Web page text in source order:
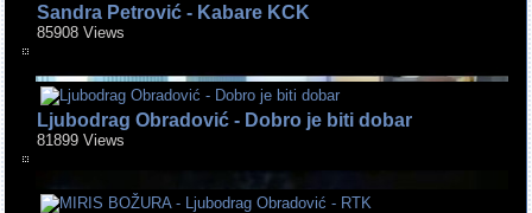
Sandra Petrović - Kabare KCK
85908 Views
Ljubodrag Obradović - Dobro je biti dobar
81899 Views